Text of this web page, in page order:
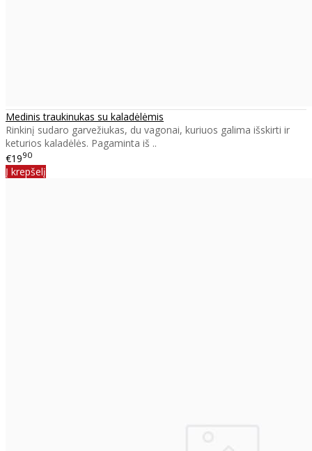
Medinis traukinukas su kaladėlėmis
Rinkinį sudaro garvežiukas, du vagonai, kuriuos galima išskirti ir
keturios kaladėlės. Pagaminta iš ..
€1990
Į krepšelį